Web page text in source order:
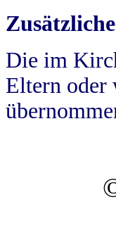
Die im
Eltern oder